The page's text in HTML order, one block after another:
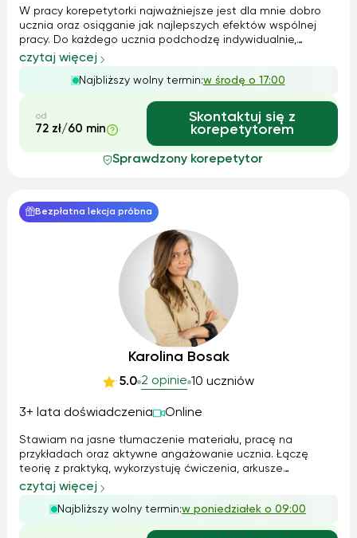
W pracy korepetytorki najważniejsze jest dla mnie dobro
ucznia oraz osiąganie jak najlepszych efektów wspólnej
pracy. Do każdego ucznia podchodzę indywidualnie,
dostosowując metody i tempo nauki do jego potrzeb i
możliwości. Na zajęciach dbam o pozytywną atmosferę i
wykorzystuję różnorodne metody dy...
czytaj więcej
Najbliższy wolny termin:w środę o 17:00
od
72 zł/60 min
Skontaktuj się z
korepetytorem
Sprawdzony korepetytor
Bezpłatna lekcja próbna
Karolina Bosak
5.0 2 opinie 10 uczniów
3+ lata doświadczenia Online
Stawiam na jasne tłumaczenie materiału, pracę na
przykładach oraz aktywne angażowanie ucznia. Łączę
teorię z praktyką, wykorzystuję ćwiczenia, arkusze
egzaminacyjne, notatki autorskie oraz rozmowę, aby uczeń
rozumiał materiał, a nie tylko go zapamiętywał. Tempo
pracy zawsze dopasowuję do możliwości ...
czytaj więcej
Najbliższy wolny termin:w poniedziałek o 09:00